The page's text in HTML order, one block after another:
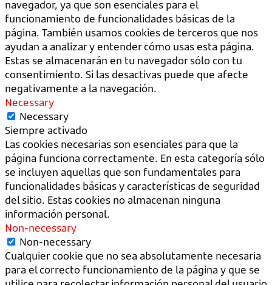
navegador, ya que son esenciales para el
funcionamiento de funcionalidades básicas de la
página. También usamos cookies de terceros que nos
ayudan a analizar y entender cómo usas esta página.
Estas se almacenarán en tu navegador sólo con tu
consentimiento. Si las desactivas puede que afecte
negativamente a la navegación.
Necessary
Necessary
Siempre activado
Las cookies necesarias son esenciales para que la
página funciona correctamente. En esta categoría sólo
se incluyen aquellas que son fundamentales para
funcionalidades básicas y características de seguridad
del sitio. Estas cookies no almacenan ninguna
información personal.
Non-necessary
Non-necessary
Cualquier cookie que no sea absolutamente necesaria
para el correcto funcionamiento de la página y que se